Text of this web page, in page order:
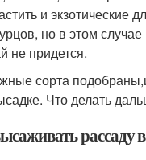
и экзотические
но в этом
не придется.
сорта
Что делать
рассаду